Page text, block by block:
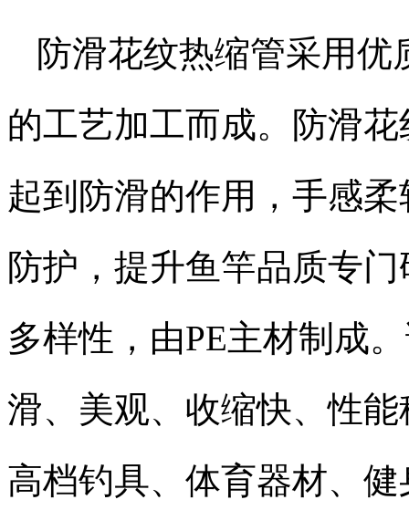
防滑花纹热缩管采用
的工艺加工而成。防滑
起到防滑的作用，手感
防护，提升鱼竿品质专
多样性，由PE主材制成
滑、美观、收缩快、性
高档钓具、体育器材、